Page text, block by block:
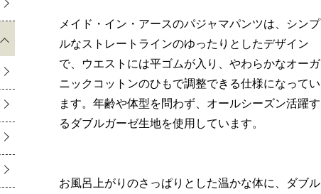
メイド・イン・アースのパジャマパンツは、シンプ
ルなストレートラインのゆったりとしたデザイン
で、ウエストには平ゴムが入り、やわらかなオーガ
ニックコットンのひもで調整できる仕様になってい
ます。年齢や体型を問わず、オールシーズン活躍す
るダブルガーゼ生地を使用しています。
お風呂上がりのさっぱりとした温かな体に、ダブル